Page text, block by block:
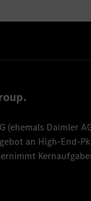
(ehemals Daimler
an High-End-